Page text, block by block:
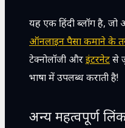
यह एक हिंदी ब्लॉग है,
ऑनलाइन पैसा कमाने के
टेक्नोलॉजी औरइंटरनेटसे
भाषा में उपलब्ध कराती है!
अन्य महत्वपूर्ण